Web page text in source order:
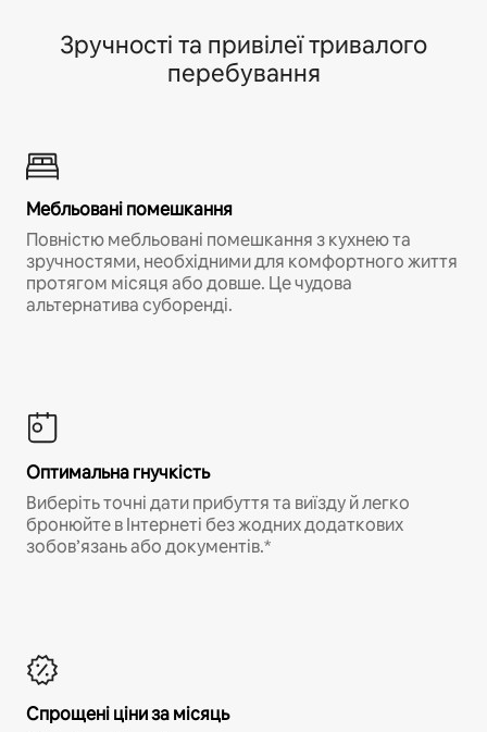
Зручності та привілеї тривалого
перебування
Мебльовані помешкання
Повністю мебльовані помешкання з кухнею та
зручностями, необхідними для комфортного життя
протягом місяця або довше. Це чудова
альтернатива суборенді.
Оптимальна гнучкість
Виберіть точні дати прибуття та виїзду й легко
бронюйте в Інтернеті без жодних додаткових
зобов’язань або документів.*
Спрощені ціни за місяць